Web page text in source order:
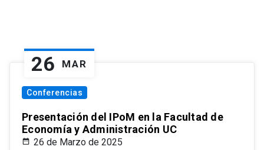
26 MAR
Conferencias
Presentación del IPoM en la Facultad de
Economía y Administración UC
26 de Marzo de 2025